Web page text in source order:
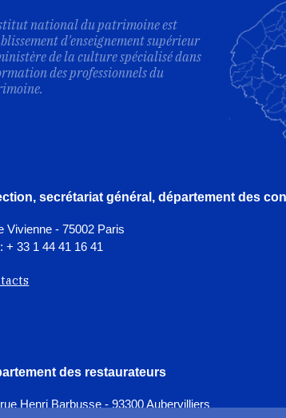
national du patrimoine est
d'enseignement supérieur
de la culture spécialisé dans
des professionnels du
secrétariat général, département des
Vivienne - 75002 Paris
+ 33 1 44 41 16 41
des restaurateurs
Henri Barbusse - 93300 Aubervilliers